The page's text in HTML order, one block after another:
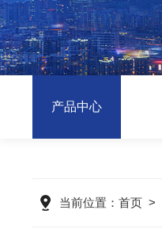
产品中心
当前位置： 首页>